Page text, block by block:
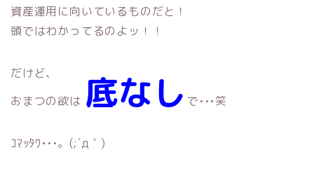
資産運用に向いているものだと！
頭ではわかってるのよッ！！
だけど、
おまつの欲は 底なし で•••笑
ｺﾏｯﾀﾜ•••。(;´д｀)